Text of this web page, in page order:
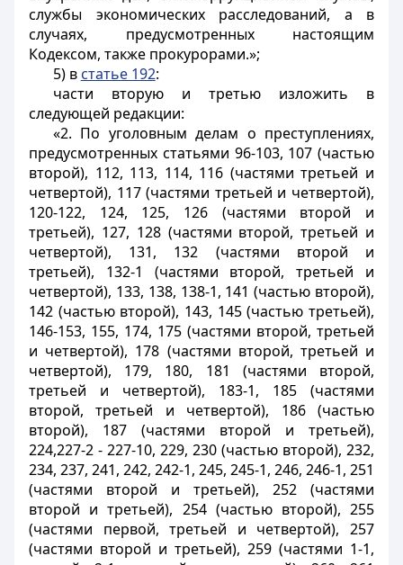
службы экономических расследований, а в
случаях, предусмотренных настоящим
Кодексом, также прокурорами.»;
5) в статье 192:
части вторую и третью изложить в
следующей редакции:
«2. По уголовным делам о преступлениях,
предусмотренных статьями 96-103, 107 (частью
второй), 112, 113, 114, 116 (частями третьей и
четвертой), 117 (частями третьей и четвертой),
120-122, 124, 125, 126 (частями второй и
третьей), 127, 128 (частями второй, третьей и
четвертой), 131, 132 (частями второй и
третьей), 132-1 (частями второй, третьей и
четвертой), 133, 138, 138-1, 141 (частью второй),
142 (частью второй), 143, 145 (частью третьей),
146-153, 155, 174, 175 (частями второй, третьей
и четвертой), 178 (частями второй, третьей и
четвертой), 179, 180, 181 (частями второй,
третьей и четвертой), 183-1, 185 (частями
второй, третьей и четвертой), 186 (частью
второй), 187 (частями второй и третьей),
224,227-2 - 227-10, 229, 230 (частью второй), 232,
234, 237, 241, 242, 242-1, 245, 245-1, 246, 246-1, 251
(частями второй и третьей), 252 (частями
второй и третьей), 254 (частью второй), 255
(частями первой, третьей и четвертой), 257
(частями второй и третьей), 259 (частями 1-1,